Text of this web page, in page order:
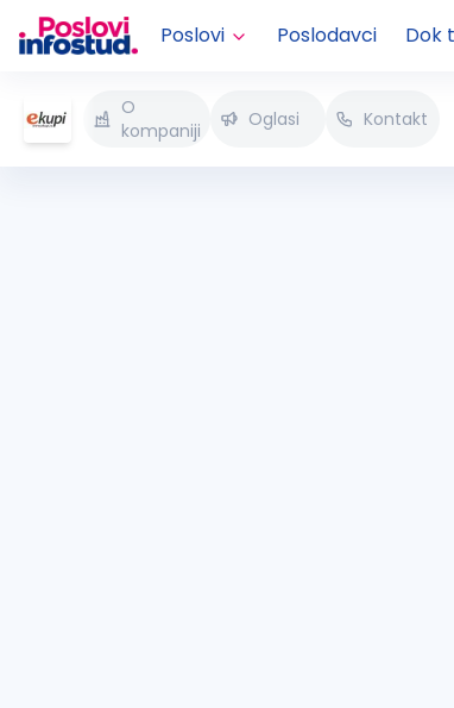
Poslovi Poslodavci Dok
O
kompaniji
Oglasi Kontakt